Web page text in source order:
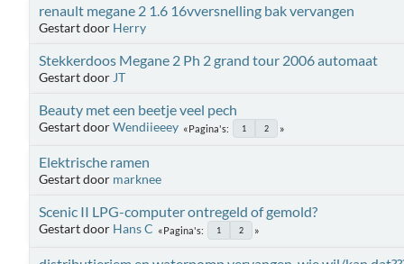
renault megane 2 1.6 16vversnelling bak vervangen
Gestart door Herry
Stekkerdoos Megane 2 Ph 2 grand tour 2006 automaat
Gestart door JT
Beauty met een beetje veel pech
Gestart doorWendiieeey Pagina's 1 2
Elektrische ramen
Gestart door marknee
Scenic II LPG-computer ontregeld of gemold?
Gestart door Hans C Pagina's 1 2